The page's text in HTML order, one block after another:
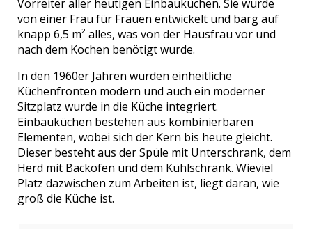
Vorreiter aller heutigen Einbauküchen. Sie wurde
von einer Frau für Frauen entwickelt und barg auf
knapp 6,5 m² alles, was von der Hausfrau vor und
nach dem Kochen benötigt wurde.
In den 1960er Jahren wurden einheitliche
Küchenfronten modern und auch ein moderner
Sitzplatz wurde in die Küche integriert.
Einbauküchen bestehen aus kombinierbaren
Elementen, wobei sich der Kern bis heute gleicht.
Dieser besteht aus der Spüle mit Unterschrank, dem
Herd mit Backofen und dem Kühlschrank. Wieviel
Platz dazwischen zum Arbeiten ist, liegt daran, wie
groß die Küche ist.